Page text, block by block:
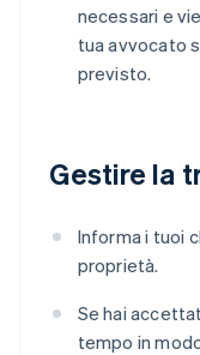
necessari e
tua avvocato
previsto.
Gestire la
Informa i tuoi
proprietà.
Se hai
tempo in